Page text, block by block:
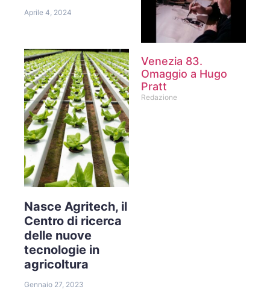
Aprile 4, 2024
Nasce Agritech, il
Centro di ricerca
delle nuove
tecnologie in
agricoltura
Gennaio 27, 2023
Venezia 83.
Omaggio a Hugo
Pratt
Redazione